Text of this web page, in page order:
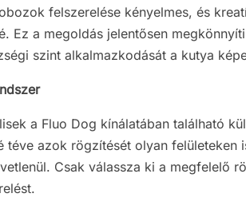
felszerelése kényelmes, és
Ez a megoldás jelentősen
szint alkalmazkodását a kutya
a Fluo Dog kínálatában található
téve azok rögzítését olyan felületeken
Csak válassza ki a megfelelő